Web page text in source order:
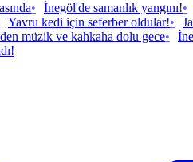
• İnegöl'de samanlık yangını!•
Yavru kedi için seferber oldular!•
müzik ve kahkaha dolu gece•